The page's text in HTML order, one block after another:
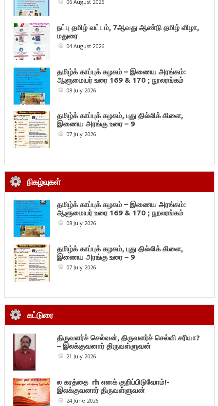
06 August 2026
நட்பு தமிழ் வட்டம், 7ஆவது ஆண்டு தமிழ் விழா,
மதுரை
04 August 2026
தமிழ்க் காப்புக் கழகம் – இணைய அரங்கம்:
ஆளுமையர் உரை 169 & 170 ; நூலரங்கம்
08 July 2026
தமிழ்க் காப்புக் கழகம், புது தில்லிக் கிளை,
இணைய அரங்கு உரை – 9
07 July 2026
நிகழ்வுகள்
தமிழ்க் காப்புக் கழகம் – இணைய அரங்கம்:
ஆளுமையர் உரை 169 & 170 ; நூலரங்கம்
08 July 2026
தமிழ்க் காப்புக் கழகம், புது தில்லிக் கிளை,
இணைய அரங்கு உரை – 9
07 July 2026
கட்டுரை
திருவளர்ச் செல்வன், திருவளர்ச் செல்வி சரியா?
– இலக்குவனார் திருவள்ளுவன்
21 July 2026
ல கரத்தை rh எனக் குறிப்பிடுவோம்!-
இலக்குவனார் திருவள்ளுவன்
24 June 2026